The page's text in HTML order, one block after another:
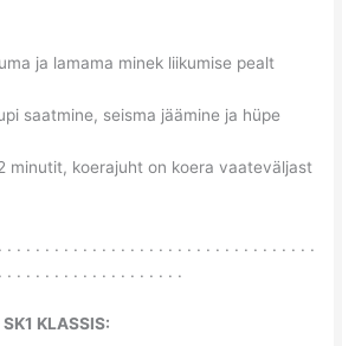
ja lamama minek liikumise pealt
saatmine, seisma jäämine ja hüpe
minutit, koerajuht on koera vaateväljast
. . . . . . . . . . . . . . . . . . . . . . . . . . . . . . . . .
. . . . . . . . . . . . . . . . . . .
KLASSIS: